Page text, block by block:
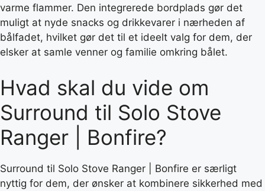
varme flammer. Den integrerede bordplads gør det
muligt at nyde snacks og drikkevarer i nærheden af
bålfadet, hvilket gør det til et ideelt valg for dem, der
elsker at samle venner og familie omkring bålet.
Hvad skal du vide om
Surround til Solo Stove
Ranger | Bonfire?
Surround til Solo Stove Ranger | Bonfire er særligt
nyttig for dem, der ønsker at kombinere sikkerhed med